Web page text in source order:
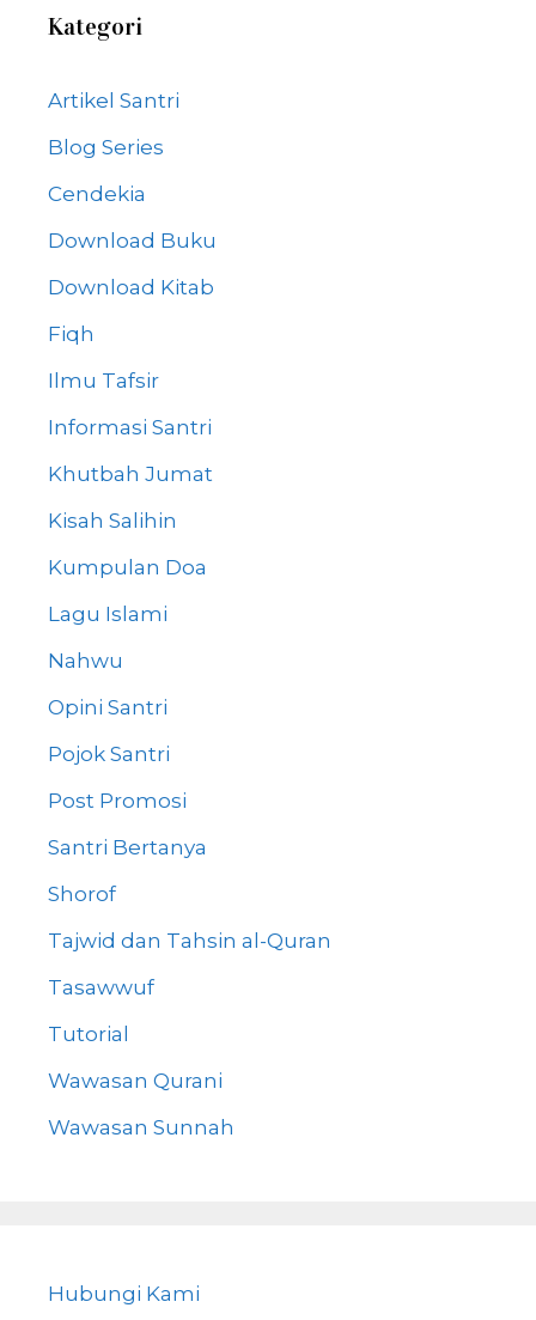
Kategori
Artikel Santri
Blog Series
Cendekia
Download Buku
Download Kitab
Fiqh
Ilmu Tafsir
Informasi Santri
Khutbah Jumat
Kisah Salihin
Kumpulan Doa
Lagu Islami
Nahwu
Opini Santri
Pojok Santri
Post Promosi
Santri Bertanya
Shorof
Tajwid dan Tahsin al-Quran
Tasawwuf
Tutorial
Wawasan Qurani
Wawasan Sunnah
Hubungi Kami